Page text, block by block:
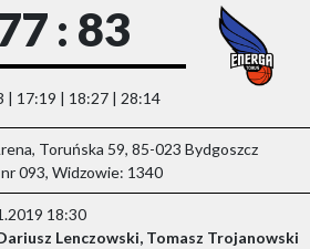
: 83
| 17:19 | 18:27 | 28:14
Toruńska 59, 85-023 Bydgoszcz
093, Widzowie: 1340
18:30
Lenczowski, Tomasz Trojanowski